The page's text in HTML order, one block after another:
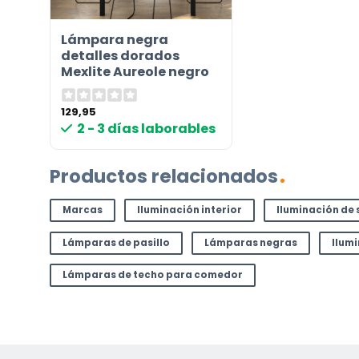
Incluido por defecto
Instrucciones en diferentes idiomas
Etiqueta energética
¿TIENES ALGUNA PREGUNTA?
correo electrónico ainfo@lamparas-en-linea.es
Lámpara negra
detalles dorados
Mexlite Aureole negro
129,95
2 - 3 días laborables
Productos relacionados
Marcas Iluminación interior Iluminación de
Lámparas de pasillo Lámparas negras
Lámparas de techo para comedor